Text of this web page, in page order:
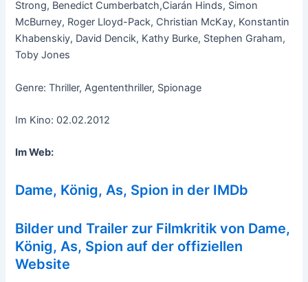
Strong, Benedict Cumberbatch,Ciarán Hinds, Simon
McBurney, Roger Lloyd-Pack, Christian McKay, Konstantin
Khabenskiy, David Dencik, Kathy Burke, Stephen Graham,
Toby Jones
Genre: Thriller, Agententhriller, Spionage
Im Kino: 02.02.2012
Im Web:
Dame, König, As, Spion in der IMDb
Bilder und Trailer zur Filmkritik von Dame,
König, As, Spion auf der offiziellen
Website